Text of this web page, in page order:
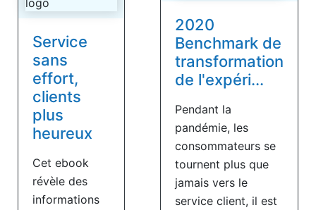
Service
sans
effort,
clients
plus
heureux
Cet ebook
révèle des
informations
2020
Benchmark de
transformation
de l'expéri...
Pendant la
pandémie, les
consommateurs se
tournent plus que
jamais vers le
service client, il est